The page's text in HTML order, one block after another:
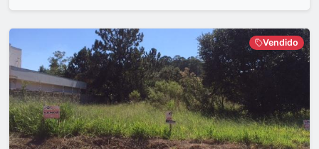
Vendido